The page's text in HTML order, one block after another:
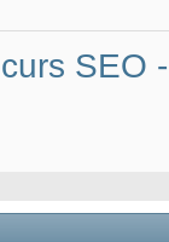
curs SEO